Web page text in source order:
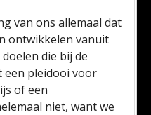
van ons allemaal dat
ontwikkelen vanuit
die bij de
een pleidooi voor
of een
niet, want we